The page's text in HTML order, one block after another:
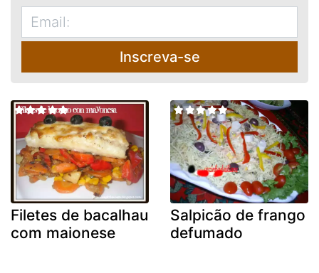
Inscreva-se
Filetes de bacalhau
com maionese
Salpicão de frango
defumado